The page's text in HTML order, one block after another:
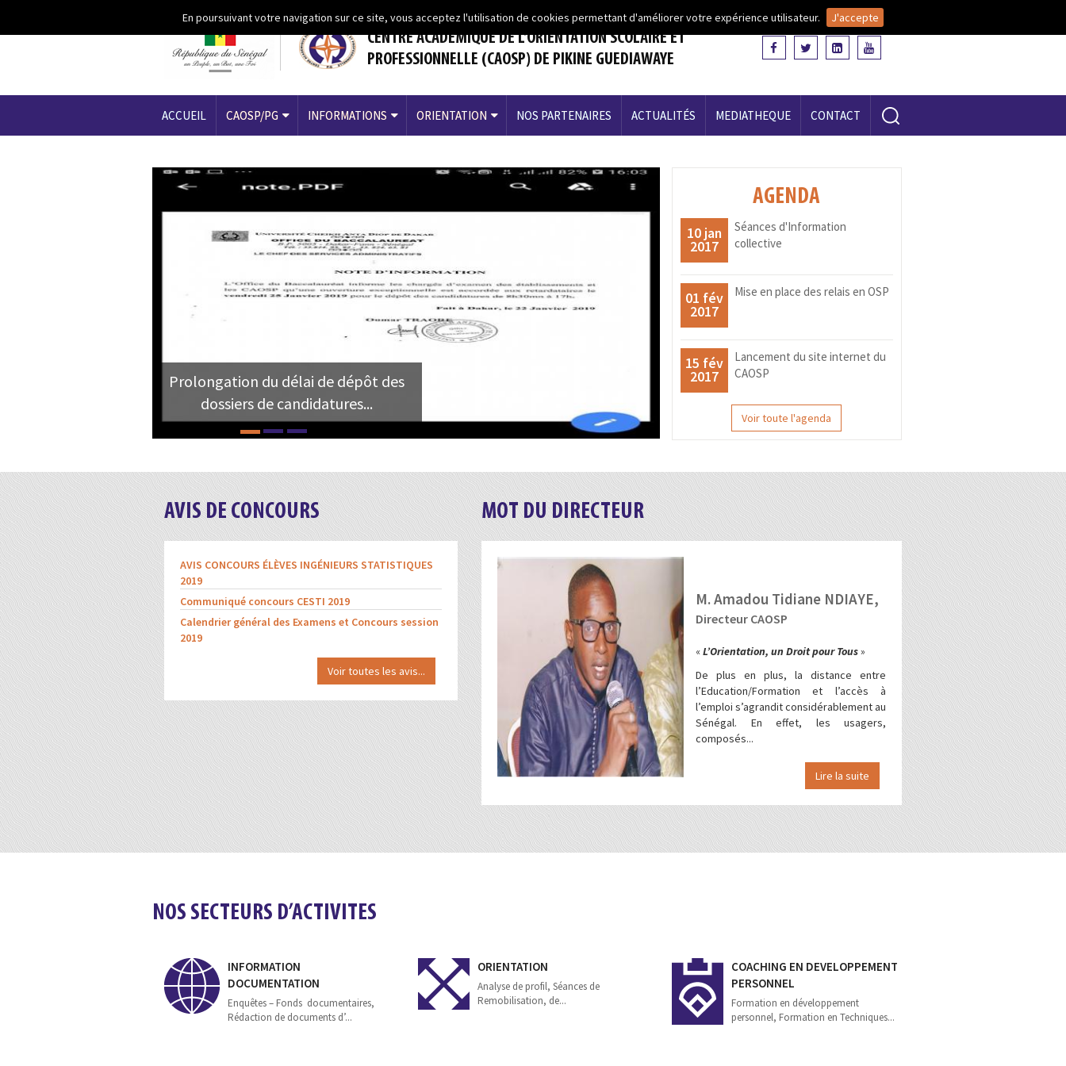
En poursuivant votre navigation sur ce site, vous acceptez l'utilisation de cookies permettant d'améliorer votre expérience utilisateur. J'accepte
CENTRE ACADEMIQUE DE L’ORIENTATION SCOLAIRE ET
PROFESSIONNELLE (CAOSP) DE PIKINE GUEDIAWAYE
ACCUEIL CAOSP/PG INFORMATIONS ORIENTATION NOS PARTENAIRES ACTUALITÉS MEDIATHEQUE CONTACT
Prolongation du délai de dépôt des
dossiers de candidatures...
AGENDA
10 jan
2017
Séances d'Information
collective
01 fév
2017
Mise en place des relais en OSP
15 fév
2017
Lancement du site internet du
CAOSP
Voir toute l'agenda
AVIS DE CONCOURS
AVIS CONCOURS ÉLÈVES INGÉNIEURS STATISTIQUES
2019
Communiqué concours CESTI 2019
Calendrier général des Examens et Concours session
2019
Voir toutes les avis...
MOT DU DIRECTEUR
M. Amadou Tidiane NDIAYE,
Directeur CAOSP
«L’Orientation, un Droit pour Tous»
De plus en plus, la distance entre
l’Education/Formation et l’accès à
l’emploi s’agrandit considérablement au
Sénégal. En effet, les usagers,
composés...
Lire la suite
NOS SECTEURS D’ACTIVITES
INFORMATION
DOCUMENTATION
Enquêtes – Fonds documentaires,
Rédaction de documents d’...
ORIENTATION
Analyse de profil, Séances de
Remobilisation, de...
COACHING EN DEVELOPPEMENT
PERSONNEL
Formation en développement
personnel, Formation en Techniques...